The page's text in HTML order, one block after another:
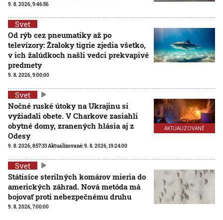
9. 8. 2026, 9:46:56
Svet
Od rýb cez pneumatiky až po
televízory: Žraloky tigrie zjedia všetko,
v ich žalúdkoch našli vedci prekvapivé
predmety
9. 8. 2026, 9:00:00
AKTUALIZOVANÉ
Svet
Nočné ruské útoky na Ukrajinu si
vyžiadali obete. V Charkove zasiahli
obytné domy, zranených hlásia aj z
Odesy
9. 8. 2026, 8:57:33 Aktualizované:9. 8. 2026, 19:24:00
Svet
Státisíce sterilných komárov mieria do
amerických záhrad. Nová metóda má
bojovať proti nebezpečnému druhu
9. 8. 2026, 7:00:00